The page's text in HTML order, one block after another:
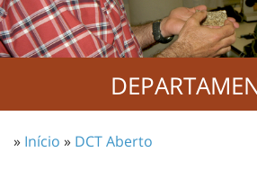
» Início » DCT Aberto